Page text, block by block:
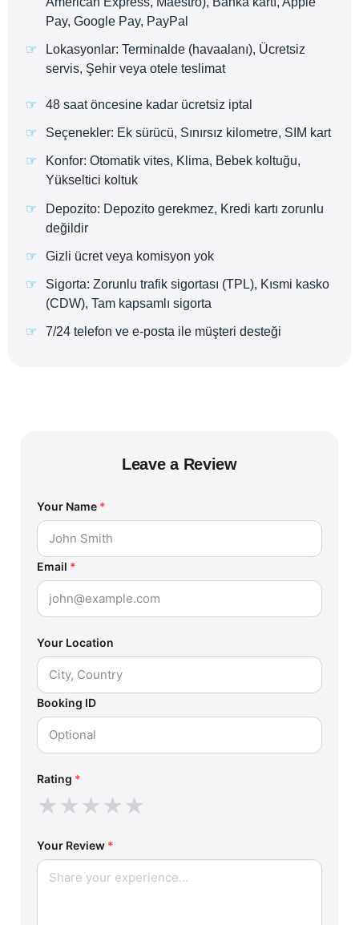
Pay, Google Pay, PayPal
Lokasyonlar: Terminalde (havaalanı), Ücretsiz
servis, Şehir veya otele teslimat
48 saat öncesine kadar ücretsiz iptal
Seçenekler: Ek sürücü, Sınırsız kilometre, SIM kart
Konfor: Otomatik vites, Klima, Bebek koltuğu,
Yükseltici koltuk
Depozito: Depozito gerekmez, Kredi kartı zorunlu
değildir
Gizli ücret veya komisyon yok
Sigorta: Zorunlu trafik sigortası (TPL), Kısmi kasko
(CDW), Tam kapsamlı sigorta
7/24 telefon ve e-posta ile müşteri desteği
Leave a Review
Your Name *
Email *
Your Location
Booking ID
Rating *
★★★★★
Your Review *